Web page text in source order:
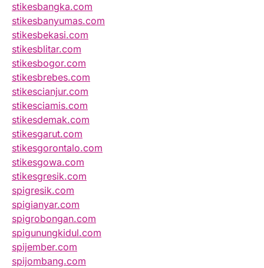
stikesbangka.com
stikesbanyumas.com
stikesbekasi.com
stikesblitar.com
stikesbogor.com
stikesbrebes.com
stikescianjur.com
stikesciamis.com
stikesdemak.com
stikesgarut.com
stikesgorontalo.com
stikesgowa.com
stikesgresik.com
spigresik.com
spigianyar.com
spigrobongan.com
spigunungkidul.com
spijember.com
spijombang.com